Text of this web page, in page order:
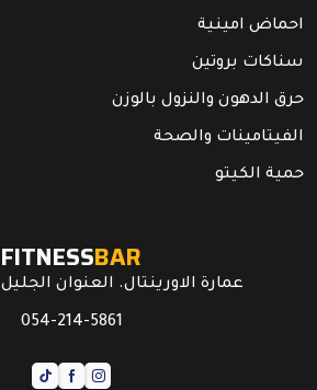
احماض امينية
سناكات بروتين
حرق الدهون والنزول بالوزن
الفيتامينات والصحة
حمية الكيتو
FITNESSBAR
عمارة الاورينتال. العنوان الجليل 245, اسرائيل
054-214-5861